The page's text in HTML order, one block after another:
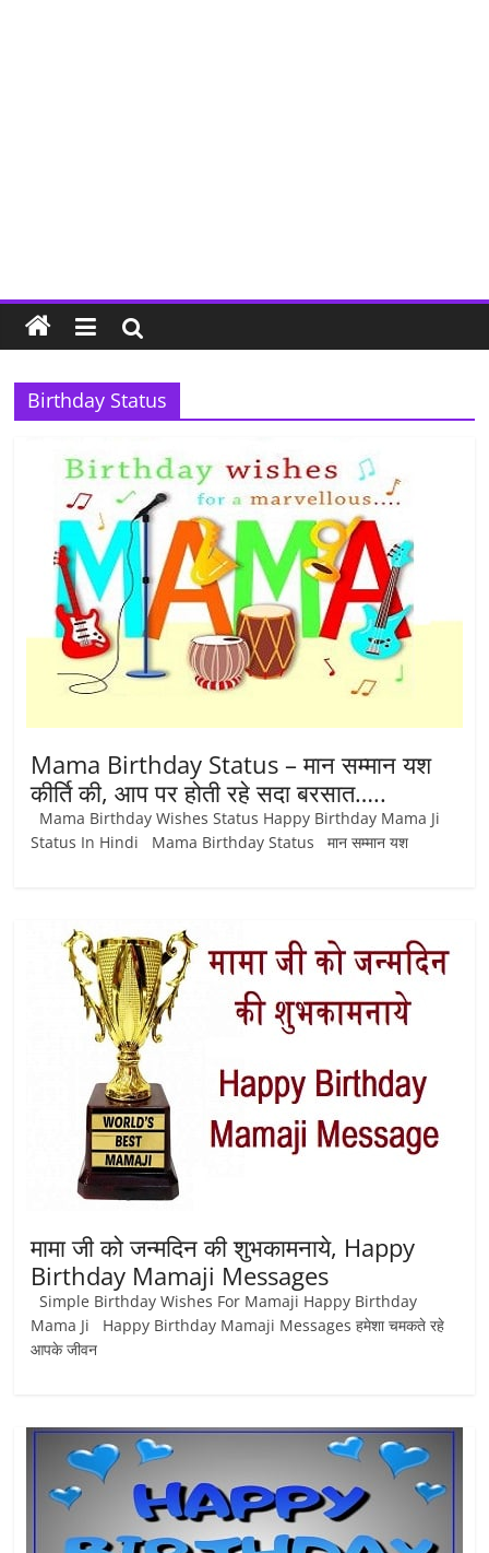
Birthday Status
Mama Birthday Status – मान सम्मान यश
कीर्ति की, आप पर होती रहे सदा बरसात…..
Mama Birthday Wishes Status Happy Birthday Mama Ji
Status In Hindi Mama Birthday Status मान सम्मान यश
मामा जी को जन्मदिन की शुभकामनाये, Happy
Birthday Mamaji Messages
Simple Birthday Wishes For Mamaji Happy Birthday
Mama Ji Happy Birthday Mamaji Messages हमेशा चमकते रहे
आपके जीवन